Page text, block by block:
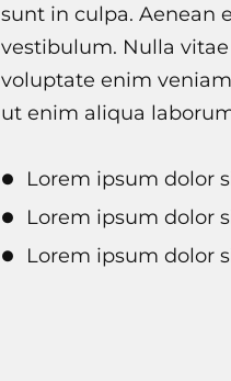
sunt in culpa. Aenean
vestibulum. Nulla
voluptate enim
ut enim aliqua
Lorem ipsum dolor
Lorem ipsum dolor
Lorem ipsum dolor